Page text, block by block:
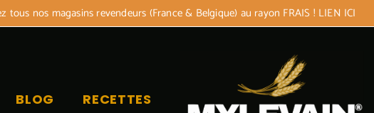
tous nos magasins revendeurs (France & Belgique) au rayon FRAIS ! LIEN ICI
BLOG RECETTES